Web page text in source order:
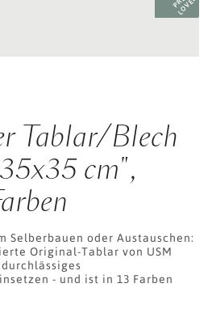
LOVED
Tablar/Blech
cm",
Selberbauen oder Austauschen:
Original-Tablar von USM
- und ist in 13 Farben